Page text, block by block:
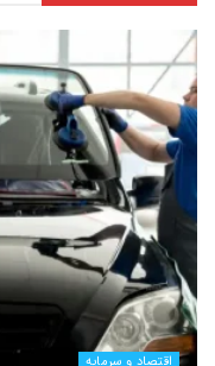
اقتصاد و سرمایه